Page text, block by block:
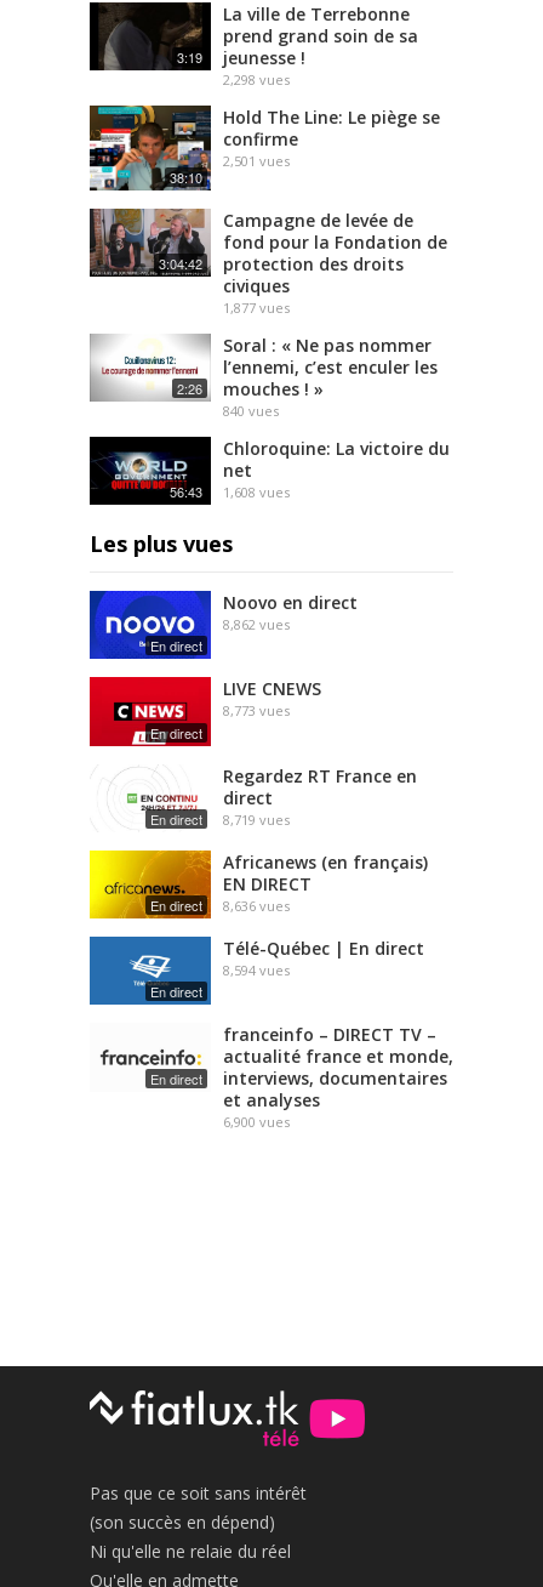
3:19
La ville de Terrebonne
prend grand soin de sa
jeunesse !
2,298 vues
38:10
Hold The Line: Le piège se
confirme
2,501 vues
3:04:42
Campagne de levée de
fond pour la Fondation de
protection des droits
civiques
1,877 vues
2:26
Soral : « Ne pas nommer
l’ennemi, c’est enculer les
mouches ! »
840 vues
56:43
Chloroquine: La victoire du
net
1,608 vues
Les plus vues
En direct
Noovo en direct
8,862 vues
En direct
LIVE CNEWS
8,773 vues
En direct
Regardez RT France en
direct
8,719 vues
En direct
Africanews (en français)
EN DIRECT
8,636 vues
En direct
Télé-Québec | En direct
8,594 vues
En direct
franceinfo – DIRECT TV –
actualité france et monde,
interviews, documentaires
et analyses
6,900 vues
Pas que ce soit sans intérêt
(son succès en dépend)
Ni qu'elle ne relaie du réel
Qu'elle en admette